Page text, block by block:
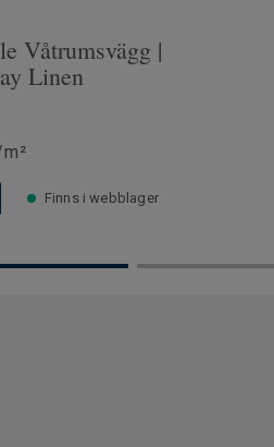
Våtrumsvägg |
Linen
Finns i webblager